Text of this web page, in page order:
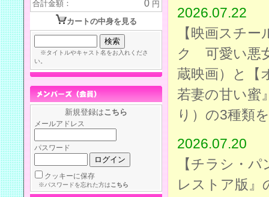
2026.07.22
【映画スチ
ク 可愛い悪
蔵映画）と【
若妻の甘い蜜
り）の3種類
2026.07.20
【チラシ・
レストア版』
合計金額：
0 円
カートの中身を見る
※タイトルやキャスト名をお入れくださ
い。
新規登録はこちら
メールアドレス
パスワード
クッキーに保存
※パスワードを忘れた方はこちら